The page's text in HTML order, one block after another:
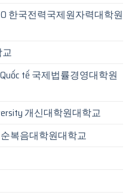
한국전력국제원자력대학원
Quốc tế 국제법률경영대학원
개신대학원대학교
순복음대학원대학교